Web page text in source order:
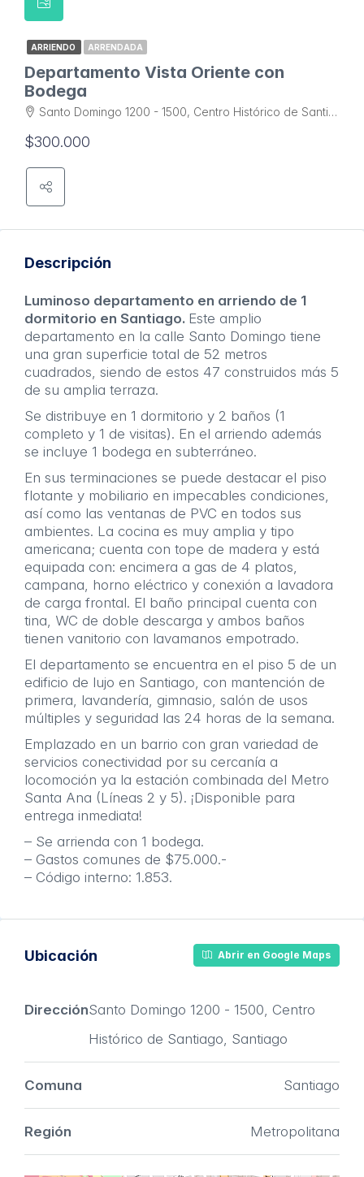
ARRIENDO ARRENDADA
Departamento Vista Oriente con
Bodega
Santo Domingo 1200 - 1500, Centro Histórico de Santiago, Santiago
$300.000
Descripción
Luminoso departamento en arriendo de 1
dormitorio en Santiago. Este amplio
departamento en la calle Santo Domingo tiene
una gran superficie total de 52 metros
cuadrados, siendo de estos 47 construidos más 5
de su amplia terraza.
Se distribuye en 1 dormitorio y 2 baños (1
completo y 1 de visitas). En el arriendo además
se incluye 1 bodega en subterráneo.
En sus terminaciones se puede destacar el piso
flotante y mobiliario en impecables condiciones,
así como las ventanas de PVC en todos sus
ambientes. La cocina es muy amplia y tipo
americana; cuenta con tope de madera y está
equipada con: encimera a gas de 4 platos,
campana, horno eléctrico y conexión a lavadora
de carga frontal. El baño principal cuenta con
tina, WC de doble descarga y ambos baños
tienen vanitorio con lavamanos empotrado.
El departamento se encuentra en el piso 5 de un
edificio de lujo en Santiago, con mantención de
primera, lavandería, gimnasio, salón de usos
múltiples y seguridad las 24 horas de la semana.
Emplazado en un barrio con gran variedad de
servicios conectividad por su cercanía a
locomoción ya la estación combinada del Metro
Santa Ana (Líneas 2 y 5). ¡Disponible para
entrega inmediata!
– Se arrienda con 1 bodega.
– Gastos comunes de $75.000.-
– Código interno: 1.853.
Ubicación Abrir en Google Maps
DirecciónSanto Domingo 1200 - 1500, Centro
Histórico de Santiago, Santiago
Comuna Santiago
Región Metropolitana